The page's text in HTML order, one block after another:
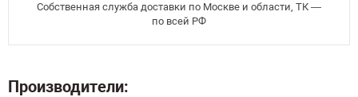
Собственная служба доставки по Москве и области, ТК —
по всей РФ
Производители: